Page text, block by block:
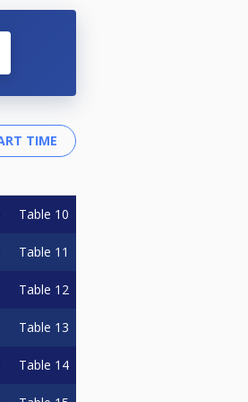
Table 10
Table 11
Table 12
Table 13
Table 14